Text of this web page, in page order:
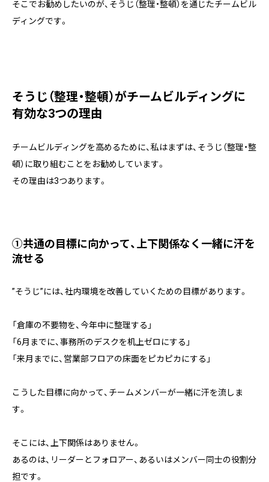
そこでお勧めしたいのが、そうじ（整理・整頓）を通じたチームビル
ディングです。
そうじ（整理・整頓）がチームビルディングに
有効な3つの理由
チームビルディングを高めるために、私はまずは、そうじ（整理・整
頓）に取り組むことをお勧めしています。
その理由は3つあります。
①共通の目標に向かって、上下関係なく一緒に汗を
流せる
”そうじ”には、社内環境を改善していくための目標があります。
「倉庫の不要物を、今年中に整理する」
「6月までに、事務所のデスクを机上ゼロにする」
「来月までに、営業部フロアの床面をピカピカにする」
こうした目標に向かって、チームメンバーが一緒に汗を流しま
す。
そこには、上下関係はありません。
あるのは、リーダーとフォロアー、あるいはメンバー同士の役割分
担です。